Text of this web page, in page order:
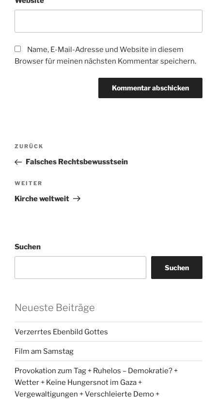
Name, E-Mail-Adresse und Website in diesem
Browser für meinen nächsten Kommentar speichern.
Beitragsnavigation
Vorheriger
Beitrag
ZURÜCK
Falsches Rechtsbewusstsein
Nächster
Beitrag
WEITER
Kirche weltweit
Suchen
Suchen
Neueste Beiträge
Verzerrtes Ebenbild Gottes
Film am Samstag
Provokation zum Tag + Ruhelos – Demokratie? +
Wetter + Keine Hungersnot im Gaza +
Vergewaltigungen + Verschleierte Demo +